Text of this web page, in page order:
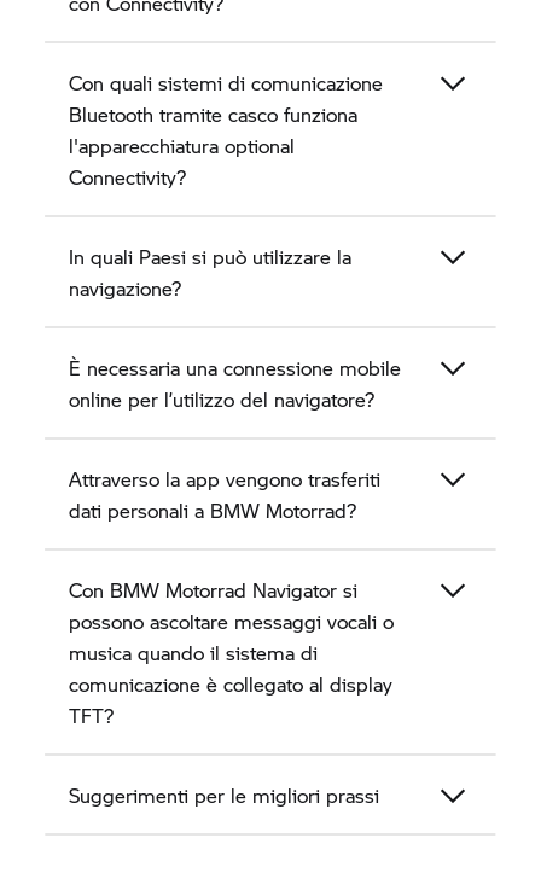
Con quali sistemi di comunicazione
Bluetooth tramite casco funziona
l'apparecchiatura optional
Connectivity?
In quali Paesi si può utilizzare la
navigazione?
È necessaria una connessione mobile
online per l’utilizzo del navigatore?
Attraverso la app vengono trasferiti
dati personali a BMW Motorrad?
Con BMW Motorrad Navigator si
possono ascoltare messaggi vocali o
musica quando il sistema di
comunicazione è collegato al display
TFT?
Suggerimenti per le migliori prassi